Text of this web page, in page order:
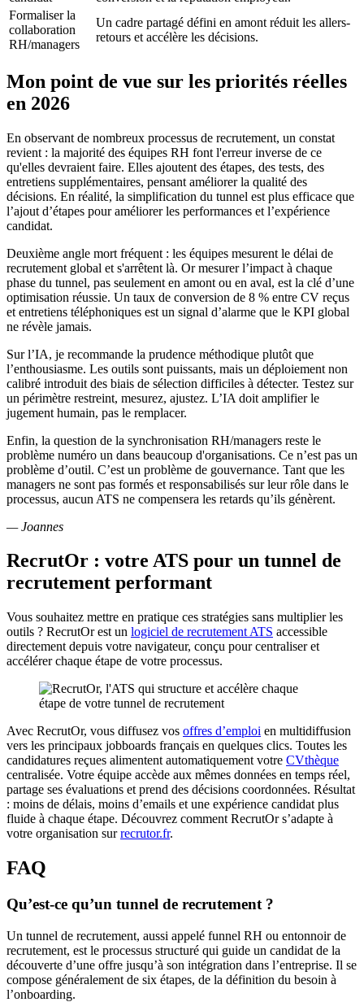
Formaliser la
collaboration
RH/managers
Un cadre partagé défini en amont réduit les allers-
retours et accélère les décisions.
Mon point de vue sur les priorités réelles
en 2026
En observant de nombreux processus de recrutement, un constat
revient : la majorité des équipes RH font l'erreur inverse de ce
qu'elles devraient faire. Elles ajoutent des étapes, des tests, des
entretiens supplémentaires, pensant améliorer la qualité des
décisions. En réalité, la simplification du tunnel est plus efficace que
l’ajout d’étapes pour améliorer les performances et l’expérience
candidat.
Deuxième angle mort fréquent : les équipes mesurent le délai de
recrutement global et s'arrêtent là. Or mesurer l’impact à chaque
phase du tunnel, pas seulement en amont ou en aval, est la clé d’une
optimisation réussie. Un taux de conversion de 8 % entre CV reçus
et entretiens téléphoniques est un signal d’alarme que le KPI global
ne révèle jamais.
Sur l’IA, je recommande la prudence méthodique plutôt que
l’enthousiasme. Les outils sont puissants, mais un déploiement non
calibré introduit des biais de sélection difficiles à détecter. Testez sur
un périmètre restreint, mesurez, ajustez. L’IA doit amplifier le
jugement humain, pas le remplacer.
Enfin, la question de la synchronisation RH/managers reste le
problème numéro un dans beaucoup d'organisations. Ce n’est pas un
problème d’outil. C’est un problème de gouvernance. Tant que les
managers ne sont pas formés et responsabilisés sur leur rôle dans le
processus, aucun ATS ne compensera les retards qu’ils génèrent.
— Joannes
RecrutOr : votre ATS pour un tunnel de
recrutement performant
Vous souhaitez mettre en pratique ces stratégies sans multiplier les
outils ? RecrutOr est un logiciel de recrutement ATS accessible
directement depuis votre navigateur, conçu pour centraliser et
accélérer chaque étape de votre processus.
Avec RecrutOr, vous diffusez vos offres d’emploi en multidiffusion
vers les principaux jobboards français en quelques clics. Toutes les
candidatures reçues alimentent automatiquement votre CVthèque
centralisée. Votre équipe accède aux mêmes données en temps réel,
partage ses évaluations et prend des décisions coordonnées. Résultat
: moins de délais, moins d’emails et une expérience candidat plus
fluide à chaque étape. Découvrez comment RecrutOr s’adapte à
votre organisation surrecrutor.fr.
FAQ
Qu’est-ce qu’un tunnel de recrutement ?
Un tunnel de recrutement, aussi appelé funnel RH ou entonnoir de
recrutement, est le processus structuré qui guide un candidat de la
découverte d’une offre jusqu’à son intégration dans l’entreprise. Il se
compose généralement de six étapes, de la définition du besoin à
l’onboarding.